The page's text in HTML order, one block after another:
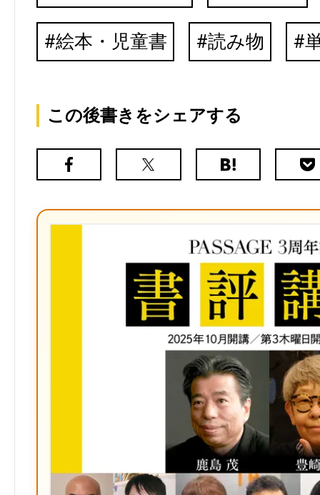
絵本・児童書 読み物
この後書きをシェアする
Facebook
X（旧
は
ク
マ
ー
ク